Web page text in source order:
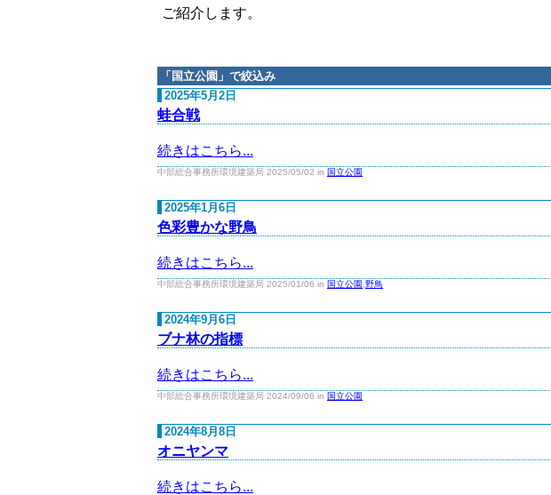
ご紹介します。
「 国立公園 」で絞込み
2025年5月2日
蛙合戦
続きはこちら...
中部総合事務所環境建築局 2025/05/02 in 国立公園
2025年1月6日
色彩豊かな野鳥
続きはこちら...
中部総合事務所環境建築局 2025/01/06 in 国立公園 野鳥
2024年9月6日
ブナ林の指標
続きはこちら...
中部総合事務所環境建築局 2024/09/06 in 国立公園
2024年8月8日
オニヤンマ
続きはこちら...